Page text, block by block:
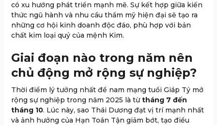
có xu hướng phát triển mạnh mẽ. Sự kết hợp giữa kiến
thức ngũ hành và nhu cầu thẩm mỹ hiện đại sẽ tạo ra
những cơ hội kinh doanh độc đáo, phù hợp với bản
chất kim loại quý của mệnh Kim.
Giai đoạn nào trong năm nên
chủ động mở rộng sự nghiệp?
Thời điểm lý tưởng nhất để nam mạng tuổi Giáp Tý mở
rộng sự nghiệp trong năm 2025 là từtháng 7 đến
tháng 10. Lúc này, sao Thái Dương đạt vị trí mạnh nhất
và ảnh hưởng của Hạn Toán Tận giảm bớt, tạo điều